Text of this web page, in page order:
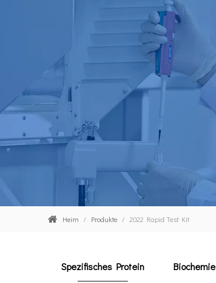
Heim / Produkte / 2022 Rapid Test Kit
Spezifisches Protein Biochemie